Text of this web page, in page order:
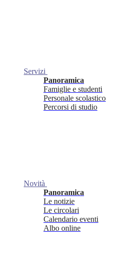
Servizi
Panoramica
Famiglie e studenti
Personale scolastico
Percorsi di studio
Novità
Panoramica
Le notizie
Le circolari
Calendario eventi
Albo online